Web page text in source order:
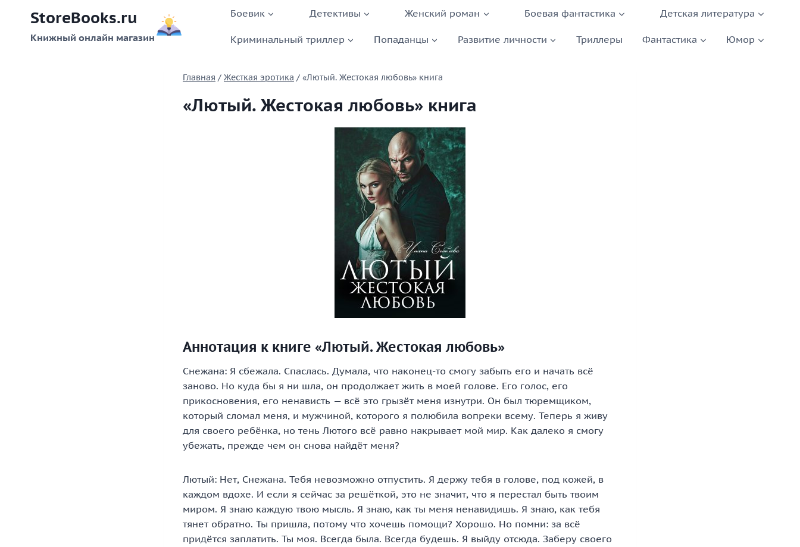
содержимому
StoreBooks.ru
Книжный онлайн магазин
Боевик Детективы Женский роман Боевая фантастика Детская литература
Криминальный триллер Попаданцы Развитие личности Триллеры Фантастика Юмор
Главная / Жесткая эротика / «Лютый. Жестокая любовь» книга
«Лютый. Жестокая любовь» книга
Аннотация к книге «Лютый. Жестокая любовь»
Снежана: Я сбежала. Спаслась. Думала, что наконец-то смогу забыть его и начать всё
заново. Но куда бы я ни шла, он продолжает жить в моей голове. Его голос, его
прикосновения, его ненависть — всё это грызёт меня изнутри. Он был тюремщиком,
который сломал меня, и мужчиной, которого я полюбила вопреки всему. Теперь я живу
для своего ребёнка, но тень Лютого всё равно накрывает мой мир. Как далеко я смогу
убежать, прежде чем он снова найдёт меня?
Лютый: Нет, Снежана. Тебя невозможно отпустить. Я держу тебя в голове, под кожей, в
каждом вдохе. И если я сейчас за решёткой, это не значит, что я перестал быть твоим
миром. Я знаю каждую твою мысль. Я знаю, как ты меня ненавидишь. Я знаю, как тебя
тянет обратно. Ты пришла, потому что хочешь помощи? Хорошо. Но помни: за всё
придётся заплатить. Ты моя. Всегда была. Всегда будешь. Я выйду отсюда. Заберу своего